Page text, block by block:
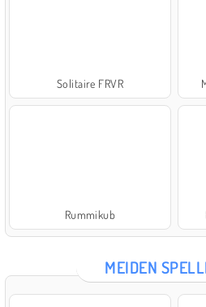
Solitaire FRVR
Rummikub
MEIDEN